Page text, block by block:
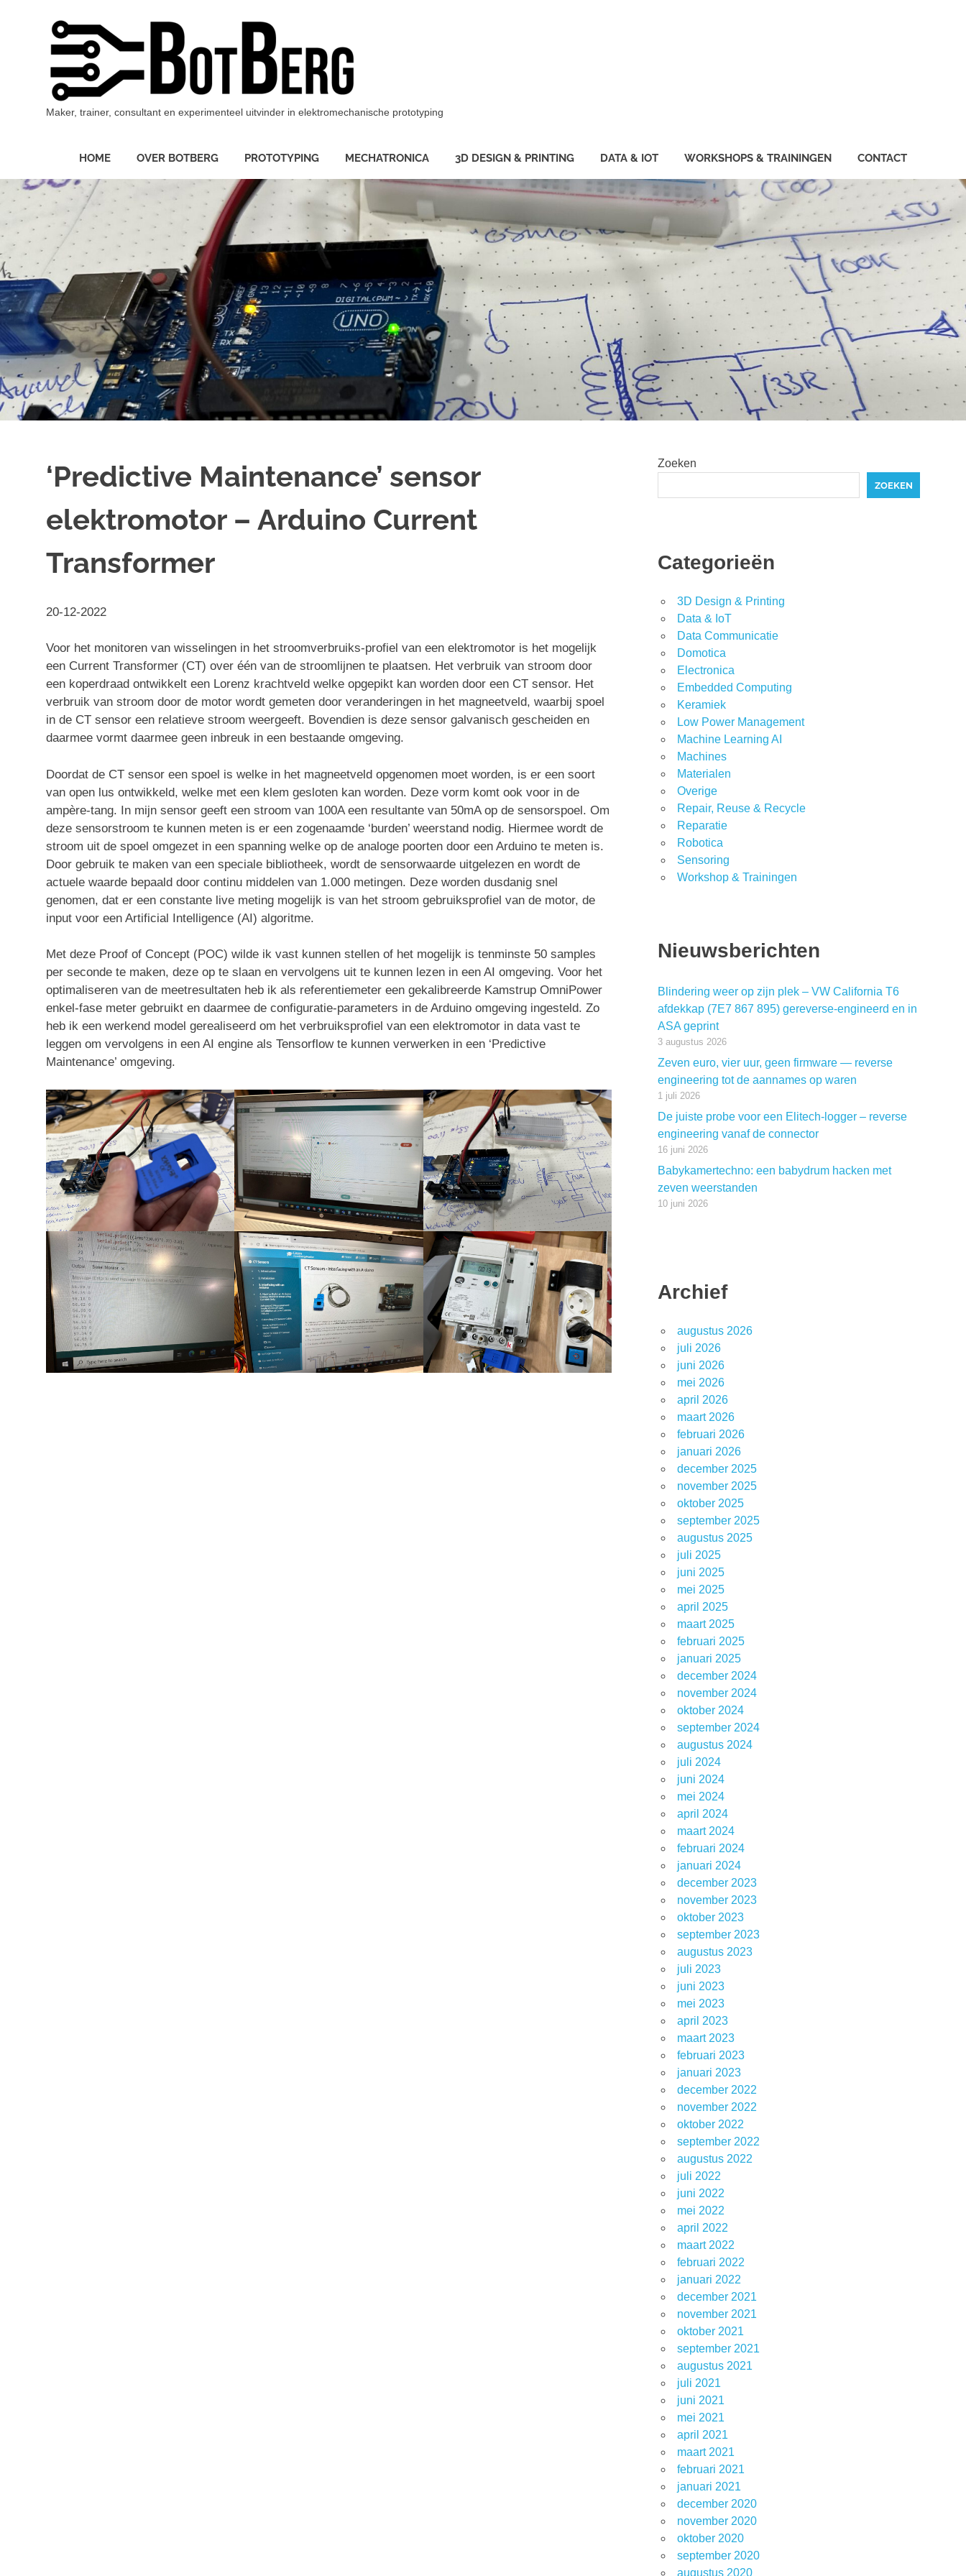
Maker, trainer, consultant en experimenteel uitvinder in elektromechanische prototyping
HOME OVER BOTBERG PROTOTYPING MECHATRONICA 3D DESIGN & PRINTING DATA & IOT WORKSHOPS & TRAININGEN CONTACT
‘Predictive Maintenance’ sensor
elektromotor – Arduino Current
Transformer
20-12-2022
Voor het monitoren van wisselingen in het stroomverbruiks-profiel van een elektromotor is het mogelijk
een Current Transformer (CT) over één van de stroomlijnen te plaatsen. Het verbruik van stroom door
een koperdraad ontwikkelt een Lorenz krachtveld welke opgepikt kan worden door een CT sensor. Het
verbruik van stroom door de motor wordt gemeten door veranderingen in het magneetveld, waarbij spoel
in de CT sensor een relatieve stroom weergeeft. Bovendien is deze sensor galvanisch gescheiden en
daarmee vormt daarmee geen inbreuk in een bestaande omgeving.
Doordat de CT sensor een spoel is welke in het magneetveld opgenomen moet worden, is er een soort
van open lus ontwikkeld, welke met een klem gesloten kan worden. Deze vorm komt ook voor in de
ampère-tang. In mijn sensor geeft een stroom van 100A een resultante van 50mA op de sensorspoel. Om
deze sensorstroom te kunnen meten is er een zogenaamde ‘burden’ weerstand nodig. Hiermee wordt de
stroom uit de spoel omgezet in een spanning welke op de analoge poorten door een Arduino te meten is.
Door gebruik te maken van een speciale bibliotheek, wordt de sensorwaarde uitgelezen en wordt de
actuele waarde bepaald door continu middelen van 1.000 metingen. Deze worden dusdanig snel
genomen, dat er een constante live meting mogelijk is van het stroom gebruiksprofiel van de motor, de
input voor een Artificial Intelligence (AI) algoritme.
Met deze Proof of Concept (POC) wilde ik vast kunnen stellen of het mogelijk is tenminste 50 samples
per seconde te maken, deze op te slaan en vervolgens uit te kunnen lezen in een AI omgeving. Voor het
optimaliseren van de meetresultaten heb ik als referentiemeter een gekalibreerde Kamstrup OmniPower
enkel-fase meter gebruikt en daarmee de configuratie-parameters in de Arduino omgeving ingesteld. Zo
heb ik een werkend model gerealiseerd om het verbruiksprofiel van een elektromotor in data vast te
leggen om vervolgens in een AI engine als Tensorflow te kunnen verwerken in een ‘Predictive
Maintenance’ omgeving.
Zoeken
ZOEKEN
Categorieën
3D Design & Printing
Data & IoT
Data Communicatie
Domotica
Electronica
Embedded Computing
Keramiek
Low Power Management
Machine Learning AI
Machines
Materialen
Overige
Repair, Reuse & Recycle
Reparatie
Robotica
Sensoring
Workshop & Trainingen
Nieuwsberichten
Blindering weer op zijn plek – VW California T6
afdekkap (7E7 867 895) gereverse-engineerd en in
ASA geprint
3 augustus 2026
Zeven euro, vier uur, geen firmware — reverse
engineering tot de aannames op waren
1 juli 2026
De juiste probe voor een Elitech-logger – reverse
engineering vanaf de connector
16 juni 2026
Babykamertechno: een babydrum hacken met
zeven weerstanden
10 juni 2026
Archief
augustus 2026
juli 2026
juni 2026
mei 2026
april 2026
maart 2026
februari 2026
januari 2026
december 2025
november 2025
oktober 2025
september 2025
augustus 2025
juli 2025
juni 2025
mei 2025
april 2025
maart 2025
februari 2025
januari 2025
december 2024
november 2024
oktober 2024
september 2024
augustus 2024
juli 2024
juni 2024
mei 2024
april 2024
maart 2024
februari 2024
januari 2024
december 2023
november 2023
oktober 2023
september 2023
augustus 2023
juli 2023
juni 2023
mei 2023
april 2023
maart 2023
februari 2023
januari 2023
december 2022
november 2022
oktober 2022
september 2022
augustus 2022
juli 2022
juni 2022
mei 2022
april 2022
maart 2022
februari 2022
januari 2022
december 2021
november 2021
oktober 2021
september 2021
augustus 2021
juli 2021
juni 2021
mei 2021
april 2021
maart 2021
februari 2021
januari 2021
december 2020
november 2020
oktober 2020
september 2020
augustus 2020